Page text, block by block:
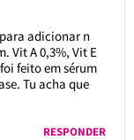
adicionar n
Vit A 0,3%, Vit E
feito em sérum
Tu acha que
RESPONDER